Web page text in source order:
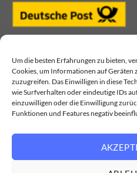
Um die besten Erfahrungen zu bieten,
Cookies, um Informationen auf Geräten
zuzugreifen. Das Einwilligen in diese
wie Surfverhalten oder eindeutige IDs
einzuwilligen oder die Einwilligung
Funktionen und Features negativ